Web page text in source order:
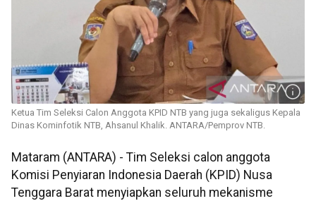
Ketua Tim Seleksi Calon Anggota KPID NTB yang juga sekaligus Kepala
Dinas Kominfotik NTB, Ahsanul Khalik. ANTARA/Pemprov NTB.
Mataram (ANTARA) - Tim Seleksi calon anggota
Komisi Penyiaran Indonesia Daerah (KPID) Nusa
Tenggara Barat menyiapkan seluruh mekanisme